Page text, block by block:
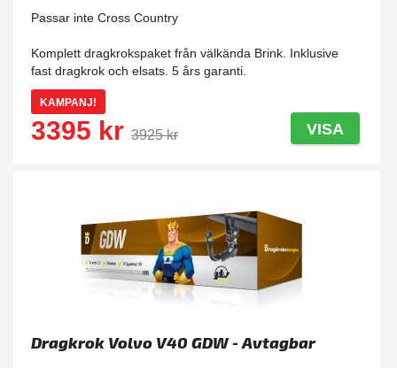
Passar inte Cross Country
Komplett dragkrokspaket från välkända Brink. Inklusive
fast dragkrok och elsats. 5 års garanti.
KAMPANJ!
3395 kr 3925 kr VISA
Dragkrok Volvo V40 GDW - Avtagbar